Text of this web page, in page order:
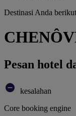
Destinasi Anda
Pesan hotel
kesalahan
Core booking engine